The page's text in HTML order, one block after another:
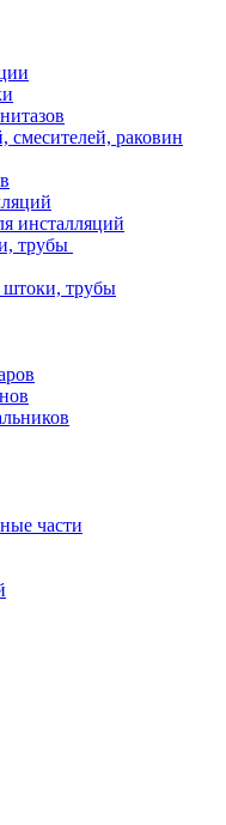
смесителей, раковин
инсталляций
трубы
трубы
части